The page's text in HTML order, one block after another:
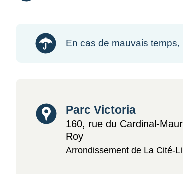
En cas de mauvais temps,
Lieu
Parc Victoria
160, rue du Cardinal-
Roy
Arrondissement de La Cité-